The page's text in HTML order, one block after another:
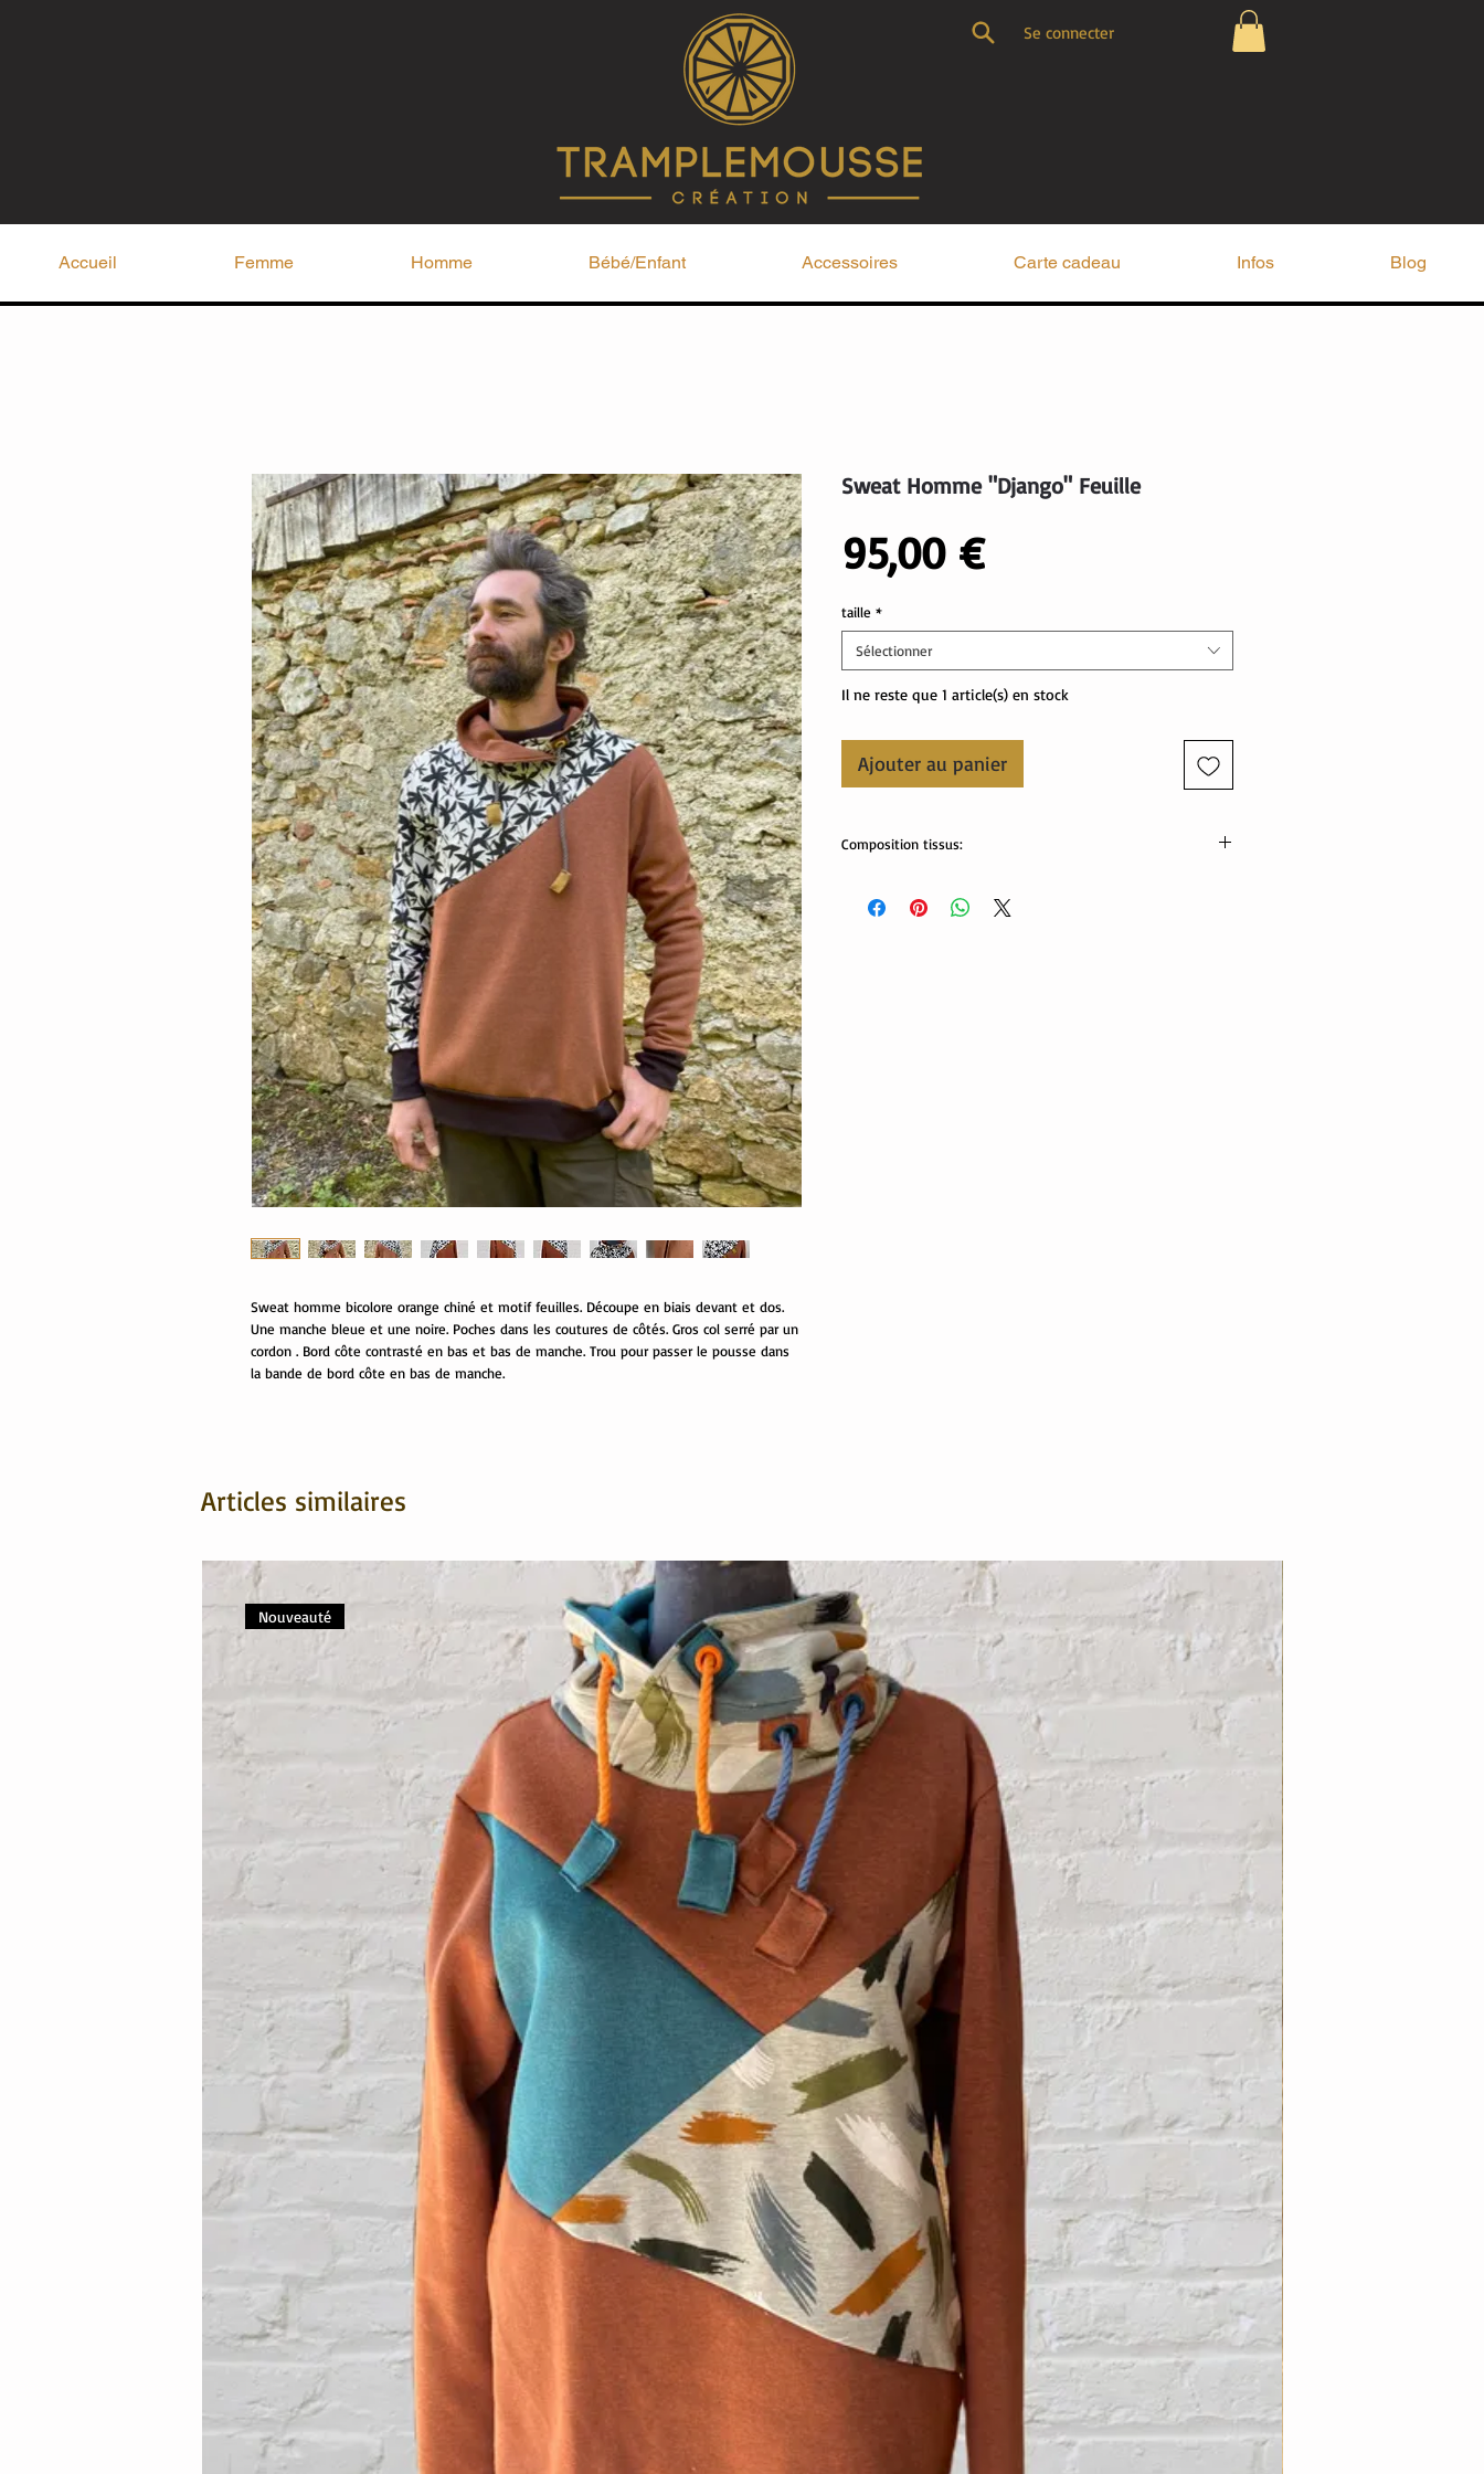
Sweat homme bicolore orange chiné et motif feuilles. Découpe en biais devant et dos.
Une manche bleue et une noire. Poches dans les coutures de côtés. Gros col serré par un
cordon . Bord côte contrasté en bas et bas de manche. Trou pour passer le pousse dans
la bande de bord côte en bas de manche.
Sweat Homme "Django" Feuille
95,00 €Prix
taille *
Sélectionner
Il ne reste que 1 article(s) en stock
Ajouter au panier
Composition tissus:
sweat orange : 62% coton, 38% polyester
Articles similaires
Nouveauté
Accueil Femme Homme Bébé/Enfant Accessoires Carte cadeau Infos Blog
Se connecter